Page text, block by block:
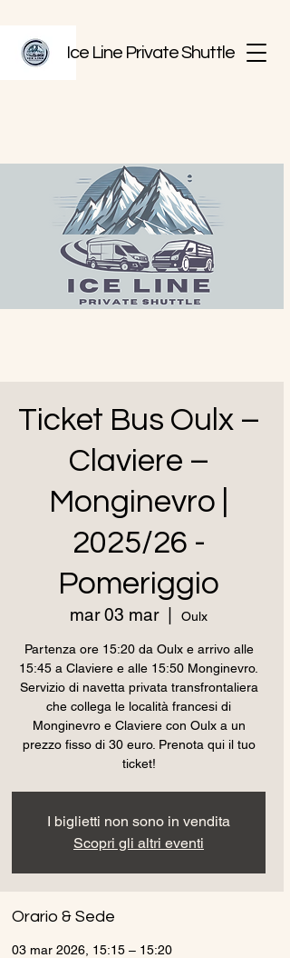
Ice Line Private Shuttle
Ticket Bus Oulx –
Claviere –
Monginevro |
2025/26 -
Pomeriggio
mar 03 mar
  |
Oulx
Partenza ore 15:20 da Oulx e arrivo alle
15:45 a Claviere e alle 15:50 Monginevro.
Servizio di navetta privata transfrontaliera
che collega le località francesi di
Monginevro e Claviere con Oulx a un
prezzo fisso di 30 euro. Prenota qui il tuo
ticket!
I biglietti non sono in vendita
Scopri gli altri eventi
Orario & Sede
03 mar 2026, 15:15 – 15:20